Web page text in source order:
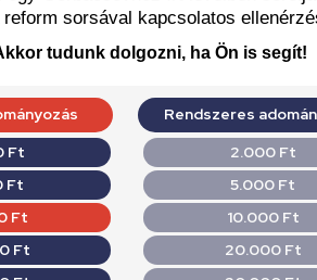
sorsával kapcsolatos
tudunk dolgozni, ha Ön is segít!